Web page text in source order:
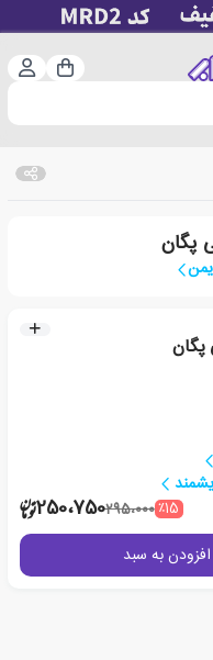
سبد
پگان
پگان
٪15295،000250،750
افزودن به سبد